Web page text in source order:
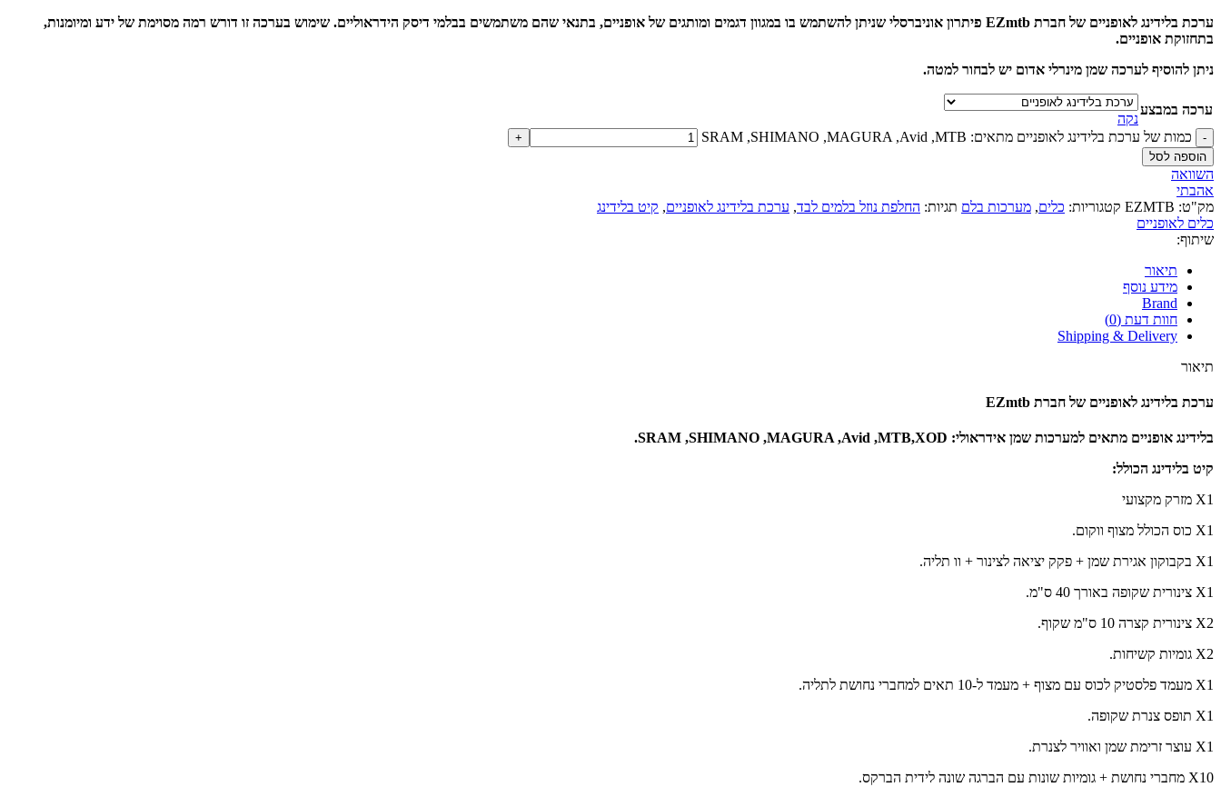
ערכת בלידינג לאופניים של חברת EZmtb פיתרון אוניברסלי שניתן להשתמש בו במגוון דגמים ומותגים של אופניים, בתנאי שהם משתמשים בבלמי דיסק הידראוליים. שימוש בערכה זו דורש רמה מסוימת של ידע ומיומנות,
בתחזוקת אופניים.
ניתן להוסיף לערכה שמן מינרלי אדום יש לבחור למטה.
ערכה במבצע
נקה
כמות של ערכת בלידינג לאופניים מתאים: SRAM ,SHIMANO ,MAGURA ,Avid ,MTB
הוספה לסל
השוואה
אהבתי
מק"ט: EZMTB קטגוריות: כלים, מערכות בלם תגיות: החלפת נוזל בלמים לבד, ערכת בלידינג לאופניים, קיט בלידינג
כלים לאופניים
שיתוף:
תיאור
מידע נוסף
Brand
חוות דעת (0)
Shipping & Delivery
תיאור
ערכת בלידינג לאופניים של חברת EZmtb
בלידינג אופניים מתאים למערכות שמן אידראולי: SRAM ,SHIMANO ,MAGURA ,Avid ,MTB,XOD.
קיט בלידינג הכולל:
X1 מזרק מקצועי
X1 כוס הכולל מצוף ווקום.
X1 בקבוקון אגירת שמן + פקק יציאה לצינור + וו תליה.
X1 צינורית שקופה באורך 40 ס"מ.
X2 צינורית קצרה 10 ס"מ שקוף.
X2 גומיות קשיחות.
X1 מעמד פלסטיק לכוס עם מצוף + מעמד ל-10 תאים למחברי נחושת לתליה.
X1 תופס צנרת שקופה.
X1 עוצר זרימת שמן ואוויר לצנרת.
X10 מחברי נחושת + גומיות שונות עם הברגה שונה לידית הברקס.